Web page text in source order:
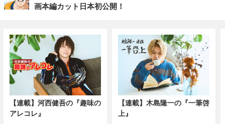
画本編カット日本初公開！
【連載】河西健吾の『趣味の
アレコレ』
【連載】木島隆一の『一筆啓
上』